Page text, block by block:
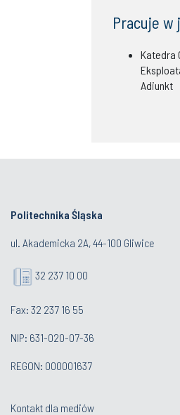
Pracuje
Katedra
Adiunkt
Politechnika Śląska
ul. Akademicka 2A, 44-100 Gliwice
32 237 10 00
Fax: 32 237 16 55
NIP: 631-020-07-36
REGON: 000001637
Kontakt dla mediów